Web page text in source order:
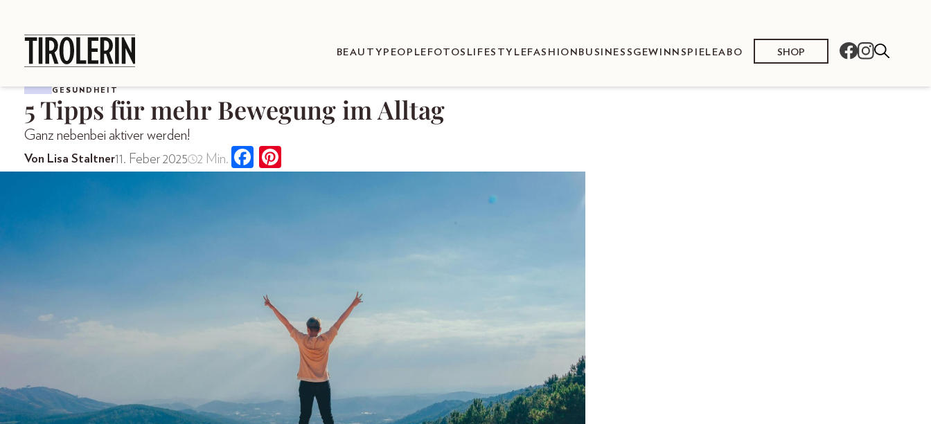
BEAUTY PEOPLE FOTOS LIFESTYLE FASHION BUSINESS GEWINNSPIELEABO SHOP
GESUNDHEIT
5 Tipps für mehr Bewegung im Alltag
Ganz nebenbei aktiver werden!
Von Lisa Staltner11. Feber 2025 2 Min.